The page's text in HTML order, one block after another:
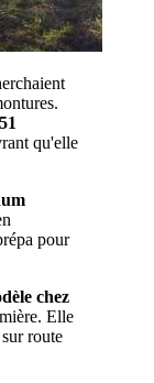
qu'elle
pour
chez
Elle
route